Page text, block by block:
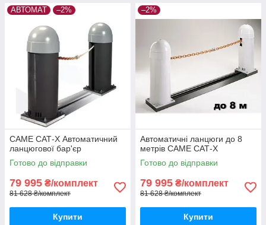
АВТОМАТ –2%
CAME САТ-X Автоматичний
ланцюгової бар'єр
Готово до відправки
79 995 ₴/комплект
81 628 ₴/комплект
Купити
–2%
Автоматичні ланцюги до 8
метрів CAME САТ-X
Готово до відправки
79 995 ₴/комплект
81 628 ₴/комплект
Купити